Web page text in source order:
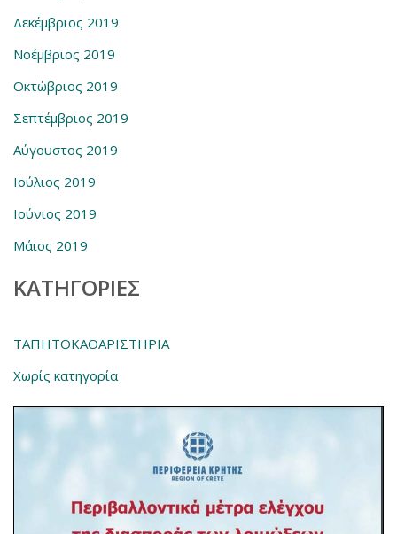
Δεκέμβριος 2019
Νοέμβριος 2019
Οκτώβριος 2019
Σεπτέμβριος 2019
Αύγουστος 2019
Ιούλιος 2019
Ιούνιος 2019
Μάιος 2019
KΑΤΗΓΟΡΊΕΣ
ΤΑΠΗΤΟΚΑΘΑΡΙΣΤΗΡΙΑ
Χωρίς κατηγορία